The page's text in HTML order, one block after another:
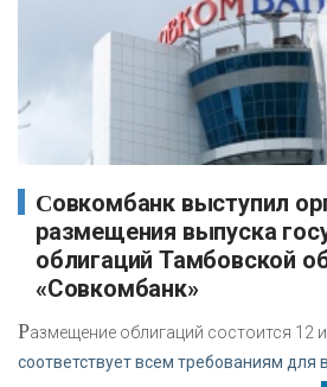
Совкомбанк выступил организатором
размещения выпуска
облигаций Тамбовской
«Совкомбанк»
Размещение облигаций состоится 12
соответствует всем требованиям для